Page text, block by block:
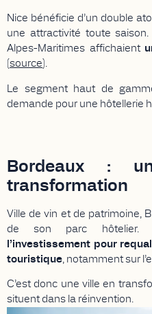
Nice bénéficie d’un double
une attractivité toute
Alpes-Maritimes affichaient
source).
Le segment haut de
demande pour une hôtellerie
Bordeaux :
transformation
Ville de vin et de patrimoine,
de son parc hôtelier.
l’investissement pour
touristique, notamment sur
C’est donc une ville en
situent dans la réinvention.